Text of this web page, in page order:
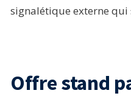
signalétique externe qui
Offre stand